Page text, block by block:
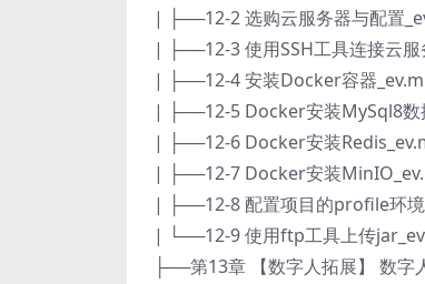
| ├──12-2 选购云服务器与配置
| ├──12-3 使用SSH工具连接云
| ├──12-4 安装Docker容器
| ├──12-5 Docker安装MySql8数
| ├──12-6 Docker安装
| ├──12-7 Docker安装
| ├──12-8 配置项目的profile环
| └──12-9 使用ftp工具上传
├──第13章 【数字人拓展】 数字